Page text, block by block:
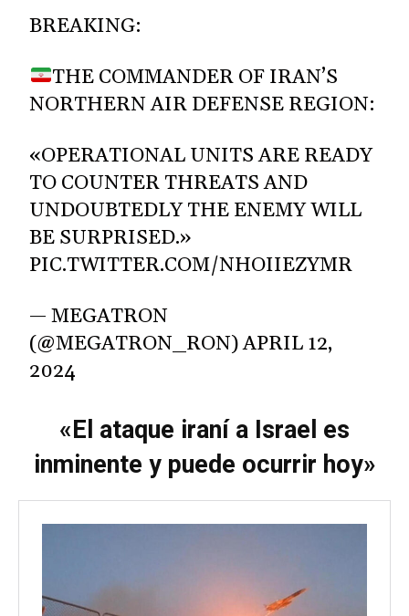
BREAKING:
THE COMMANDER OF IRAN’S
NORTHERN AIR DEFENSE REGION:
«OPERATIONAL UNITS ARE READY
TO COUNTER THREATS AND
UNDOUBTEDLY THE ENEMY WILL
BE SURPRISED.»
PIC.TWITTER.COM/NHOIIEZYMR
— MEGATRON
(@MEGATRON_RON)APRIL 12,
2024
«El ataque iraní a Israel es
inminente y puede ocurrir hoy»